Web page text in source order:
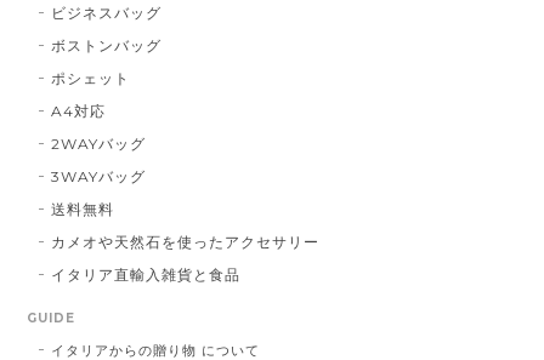
ビジネスバッグ
ボストンバッグ
ポシェット
A4対応
2WAYバッグ
3WAYバッグ
送料無料
カメオや天然石を使ったアクセサリー
イタリア直輸入雑貨と食品
GUIDE
イタリアからの贈り物 について